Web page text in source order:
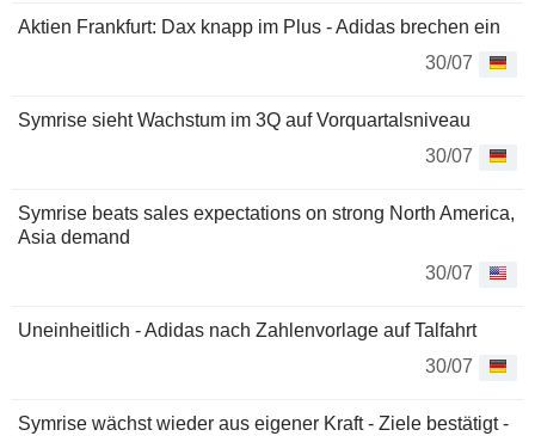
Aktien Frankfurt: Dax knapp im Plus - Adidas brechen ein
30/07
Symrise sieht Wachstum im 3Q auf Vorquartalsniveau
30/07
Symrise beats sales expectations on strong North America,
Asia demand
30/07
Uneinheitlich - Adidas nach Zahlenvorlage auf Talfahrt
30/07
Symrise wächst wieder aus eigener Kraft - Ziele bestätigt -